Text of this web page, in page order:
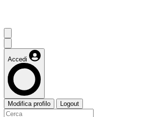
Accedi
Modifica profilo Logout